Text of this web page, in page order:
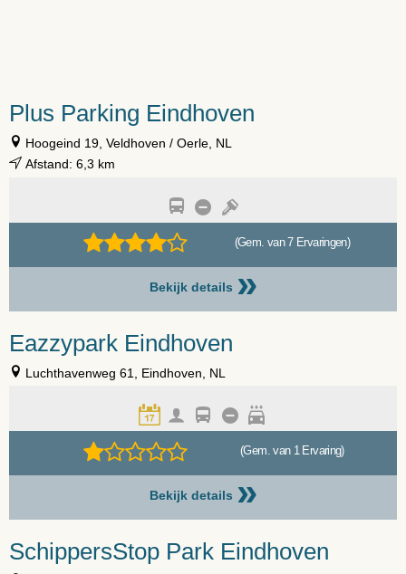
Plus Parking Eindhoven
Hoogeind 19, Veldhoven / Oerle, NL
Afstand: 6,3 km
(Gem. van 7 Ervaringen)
Bekijk details »
Eazzypark Eindhoven
Luchthavenweg 61, Eindhoven, NL
(Gem. van 1 Ervaring)
Bekijk details »
SchippersStop Park Eindhoven